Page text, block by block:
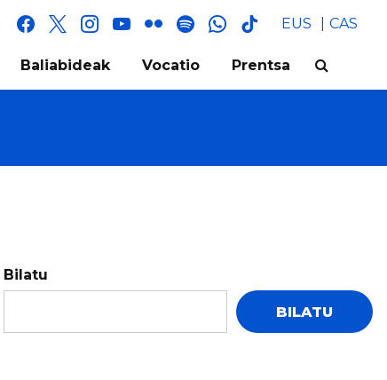
facebook
x instagram
youtube
flickr spotifywhatsapp
tik
EUS CAS
Baliabideak Vocatio Prentsa
Bilatu
BILATU